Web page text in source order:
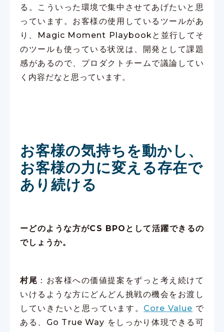
る。こういった環境で集中させてあげたいと思
っています。お客様の使用しているツールがあ
り、Magic Moment Playbookと並行してそ
のツールも使っている状況は、開発として課題
感があるので、プロダクトチームで議論してい
く内容だなと思っています。
お客様の気持ちを動かし、
お客様の力に変える存在で
あり続ける
ーどのような方がCS BPOとして活躍できるの
でしょうか。
村尾 ：お客様への価値提案をずっと考え続けて
いけるような方にどんどん挑戦の機会をお渡し
していきたいと思っています。 Core Value で
ある、Go True Way をしっかり体現できる可